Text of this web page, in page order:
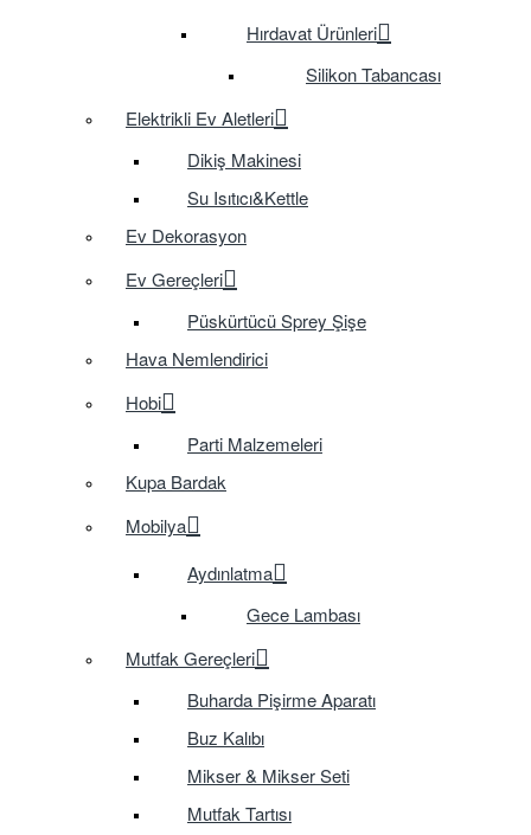
Hırdavat Ürünleri
Silikon Tabancası
Elektrikli Ev Aletleri
Dikiş Makinesi
Su Isıtıcı&Kettle
Ev Dekorasyon
Ev Gereçleri
Püskürtücü Sprey Şişe
Hava Nemlendirici
Hobi
Parti Malzemeleri
Kupa Bardak
Mobilya
Aydınlatma
Gece Lambası
Mutfak Gereçleri
Buharda Pişirme Aparatı
Buz Kalıbı
Mikser & Mikser Seti
Mutfak Tartısı